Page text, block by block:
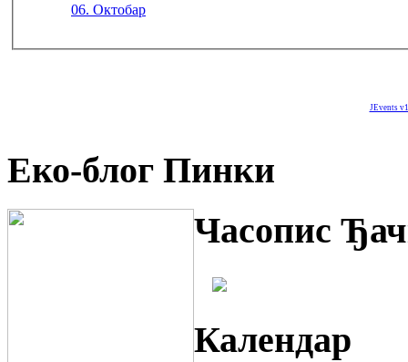
06. Октобар
JEvents
Еко-блог Пинки
Часопис
Календар